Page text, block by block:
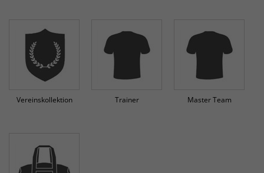
Vereinskollektion Trainer Master Team